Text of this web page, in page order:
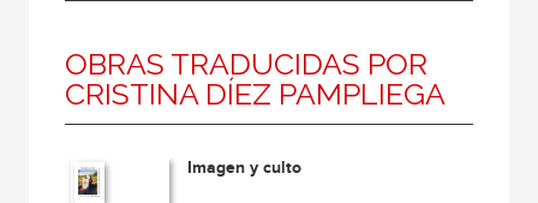
Coordinador
Editor
Escritor
OBRAS TRADUCIDAS POR
CRISTINA DÍEZ PAMPLIEGA
Imagen y culto